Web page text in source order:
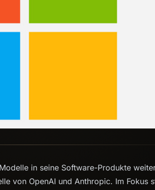
in seine Software-Produkte
von OpenAI und Anthropic. Im Fokus